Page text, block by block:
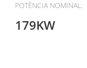
POTÊNCIA NOMINAL:
179KW